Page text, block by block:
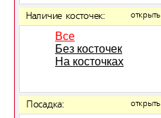
Наличие косточек: открыть
Все
Без косточек
На косточках
Посадка: открыть